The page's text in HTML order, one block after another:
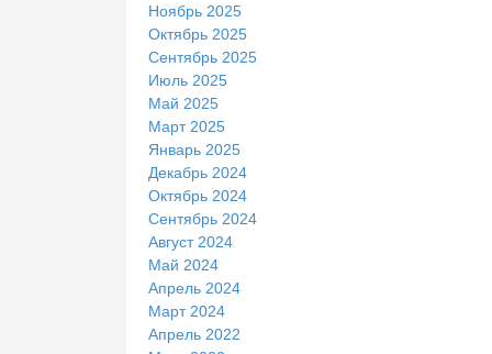
Ноябрь 2025
Октябрь 2025
Сентябрь 2025
Июль 2025
Май 2025
Март 2025
Январь 2025
Декабрь 2024
Октябрь 2024
Сентябрь 2024
Август 2024
Май 2024
Апрель 2024
Март 2024
Апрель 2022